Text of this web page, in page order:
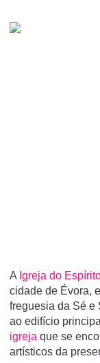
A Igreja do
cidade de Évora,
freguesia da Sé e
ao edifício
igreja que se
artísticos da